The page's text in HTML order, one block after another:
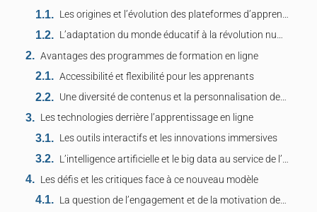
Les origines et l’évolution des plateformes d’apprentissage en ligne
L’adaptation du monde éducatif à la révolution numérique
Avantages des programmes de formation en ligne
Accessibilité et flexibilité pour les apprenants
Une diversité de contenus et la personnalisation des parcours
Les technologies derrière l’apprentissage en ligne
Les outils interactifs et les innovations immersives
L’intelligence artificielle et le big data au service de l’éducation
Les défis et les critiques face à ce nouveau modèle
La question de l’engagement et de la motivation des étudiants